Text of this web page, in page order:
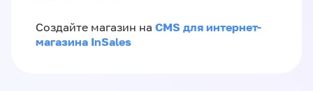
Создайте магазин на CMS для интернет-
магазина InSales